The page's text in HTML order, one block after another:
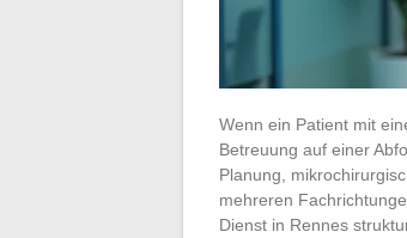
Wenn ein Patient mit
Betreuung auf einer
Planung,
mehreren
Dienst in Rennes